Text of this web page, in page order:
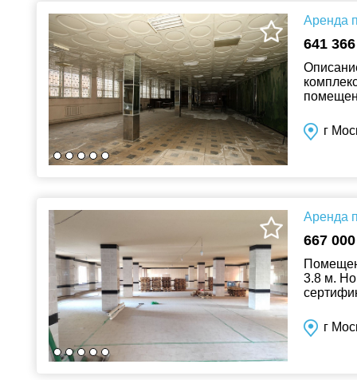
Аренда
641
г
Аренда
667
3.8 м.
г